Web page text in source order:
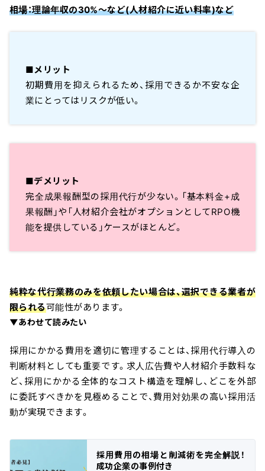
相場：理論年収の30%〜など(人材紹介に近い料率)など
■メリット
初期費用を抑えられるため、採用できるか不安な企
業にとってはリスクが低い。
■デメリット
完全成果報酬型の採用代行が少ない。「基本料金+成
果報酬」や「人材紹介会社がオプションとしてRPO機
能を提供している」ケースがほとんど。
純粋な代行業務のみを依頼したい場合は、選択できる業者が
限られる可能性があります。
▼あわせて読みたい
採用にかかる費用を適切に管理することは、採用代行導入の
判断材料としても重要です。求人広告費や人材紹介手数料な
ど、採用にかかる全体的なコスト構造を理解し、どこを外部
に委託すべきかを見極めることで、費用対効果の高い採用活
動が実現できます。
採用費用の相場と削減術を完全解説！
成功企業の事例付き